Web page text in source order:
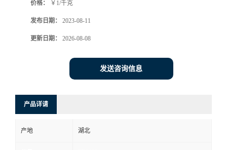
价格： ￥1/千克
发布日期： 2023-08-11
更新日期： 2026-08-08
发送咨询信息
产品详请
产地 湖北